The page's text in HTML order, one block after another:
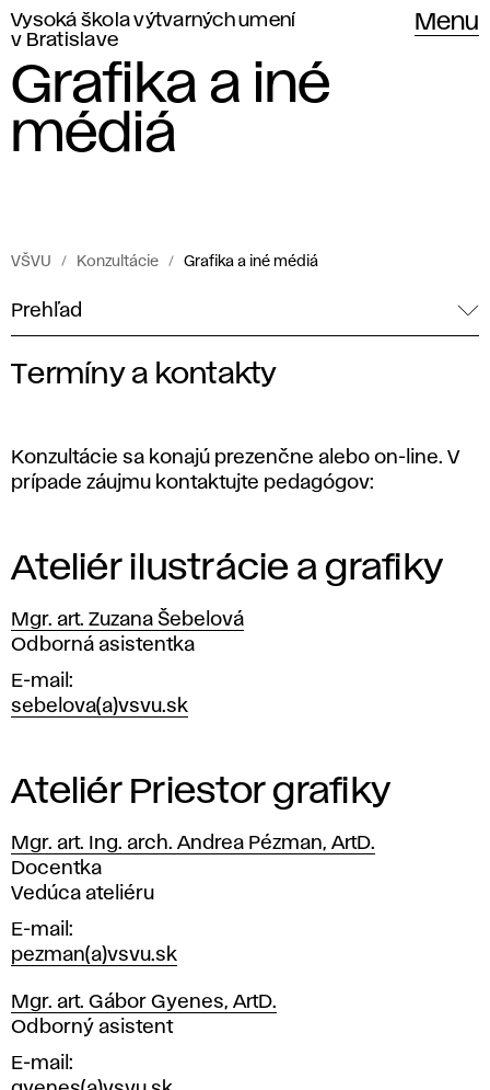
Vysoká škola výtvarných umení
v Bratislave
Menu
Grafika a iné
médiá
VŠVU Konzultácie Grafika a iné médiá
Prehľad
K
o
n
u
l
t
c
i
e
–
K
a
Termíny a kontakty
Konzultácie sa konajú prezenčne alebo on-line. V
prípade záujmu kontaktujte pedagógov:
Ateliér ilustrácie a grafiky
Mgr. art. Zuzana Šebelová
Pozícia
Odborná asistentka
E-mail
sebelova(a)vsvu.sk
Ateliér Priestor grafiky
Mgr. art. Ing. arch. Andrea Pézman, ArtD.
Pozícia
Docentka
Vedúca ateliéru
E-mail
pezman(a)vsvu.sk
Mgr. art. Gábor Gyenes, ArtD.
Pozícia
Odborný asistent
E-mail